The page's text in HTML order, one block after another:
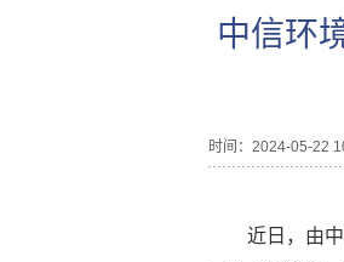
中信环
时间：2024-05-22
近日，由